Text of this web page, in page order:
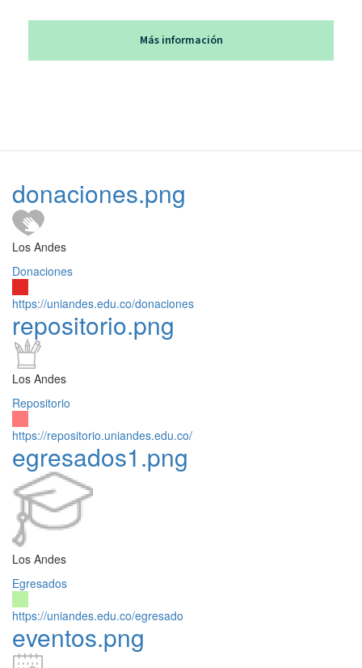
Más información
donaciones.png
Los Andes
Donaciones
https://uniandes.edu.co/donaciones
repositorio.png
Los Andes
Repositorio
https://repositorio.uniandes.edu.co/
egresados1.png
Los Andes
Egresados
https://uniandes.edu.co/egresado
eventos.png